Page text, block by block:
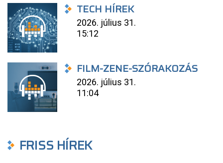
TECH HÍREK
2026. július 31.
15:12
FILM-ZENE-SZÓRAKOZÁS
2026. július 31.
11:04
FRISS HÍREK